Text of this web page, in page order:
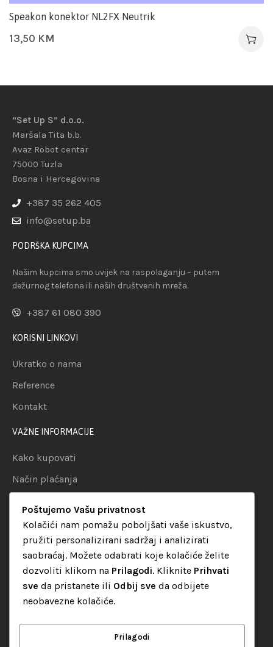
Speakon konektor NL2FX Neutrik
13,50 KM
“Set Up S” d.o.o.
Maršala Tita b.b.
Avaz Robot centar
75000 Tuzla
Bosna i Hercegovina
+387 35 262 405
info@setup.ba
PODRŠKA KUPCIMA
Našim kupcima smo uvijek na raspolaganju – putem
dežurnog telefona ili naših društvenih mreža.
+387 61 080 390
KORISNI LINKOVI
Ukratko o nama
Reference
Kontakt
VAŽNE INFORMACIJE
Kako kupovati
Način plaćanja
Politika privatnosti
KATEGORIJE
Audio oprema
LED dekorativna rasvjeta
Poštujemo Vašu privatnost
Kolačići nam pomažu poboljšati vaše iskustvo,
pružiti personalizirani sadržaj i analizirati
saobraćaj. Možete odabrati koje kolačiće želite
dozvoliti klikom na Prilagodi. Kliknite Prihvati
sve da pristanete ili Odbij sve da odbijete
neobavezne kolačiće.
Prilagodi